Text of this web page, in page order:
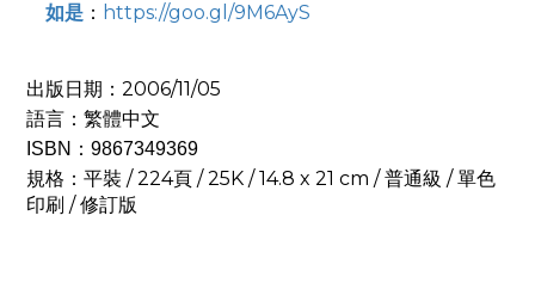
如是 ： https://goo.gl/9M6AyS
出版日期：2006/11/05
語言：繁體中文
ISBN：9867349369
規格：平裝 / 224頁 / 25K / 14.8 x 21 cm / 普通級 / 單色
印刷 / 修訂版